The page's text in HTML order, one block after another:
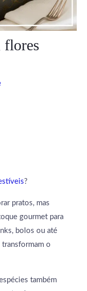
flores
?
pratos, mas
gourmet para
bolos ou até
transformam o
também